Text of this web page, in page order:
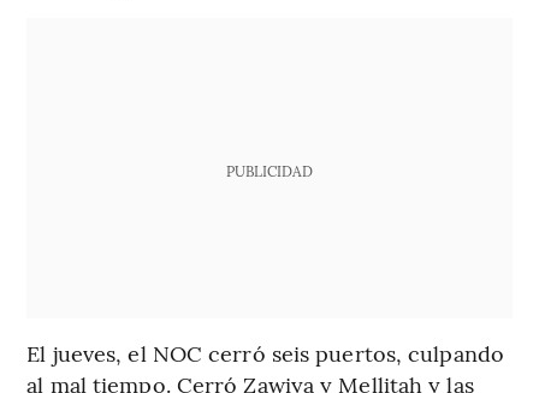
PUBLICIDAD
El jueves, el NOC cerró seis puertos, culpando
al mal tiempo. Cerró Zawiya y Mellitah y las